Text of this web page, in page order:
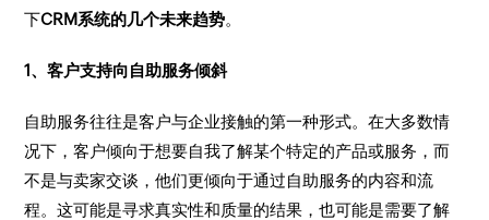
下CRM系统的几个未来趋势。
1、客户支持向自助服务倾斜
自助服务往往是客户与企业接触的第一种形式。在大多数情
况下，客户倾向于想要自我了解某个特定的产品或服务，而
不是与卖家交谈，他们更倾向于通过自助服务的内容和流
程。这可能是寻求真实性和质量的结果，也可能是需要了解